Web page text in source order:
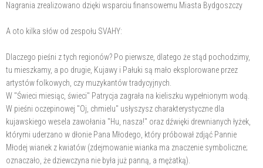
Nagrania zrealizowano dzięki wsparciu finansowemu Miasta Bydgoszczy
A oto kilka słów od zespołu SVAHY:
Dlaczego pieśni z tych regionów? Po pierwsze, dlatego że stąd pochodzimy,
tu mieszkamy, a po drugie, Kujawy i Pałuki są mało eksplorowane przez
artystów folkowych, czy muzykantów tradycyjnych.
W "Świeci miesiąc, świeci" Patrycja zagrała na kieliszku wypełnionym wodą.
W pieśni oczepinowej "Oj, chmielu" usłyszysz charakterystyczne dla
kujawskiego wesela zawołania "Hu, nasza!" oraz dźwięki drewnianych łyżek,
którymi uderzano w dłonie Pana Młodego, który próbował zdjąć Pannie
Młodej wianek z kwiatów (zdejmowanie wianka ma znaczenie symboliczne;
oznaczało, że dziewczyna nie była już panną, a mężatką).